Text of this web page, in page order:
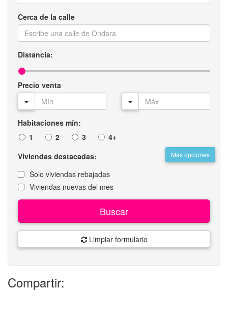
Cerca de la calle
Distancia:
Precio venta
Habitaciones mín:
1
2 3 4+
Más opciones
Viviendas destacadas:
Solo viviendas rebajadas
Viviendas nuevas del mes
Buscar
Limpiar formulario
Compartir: